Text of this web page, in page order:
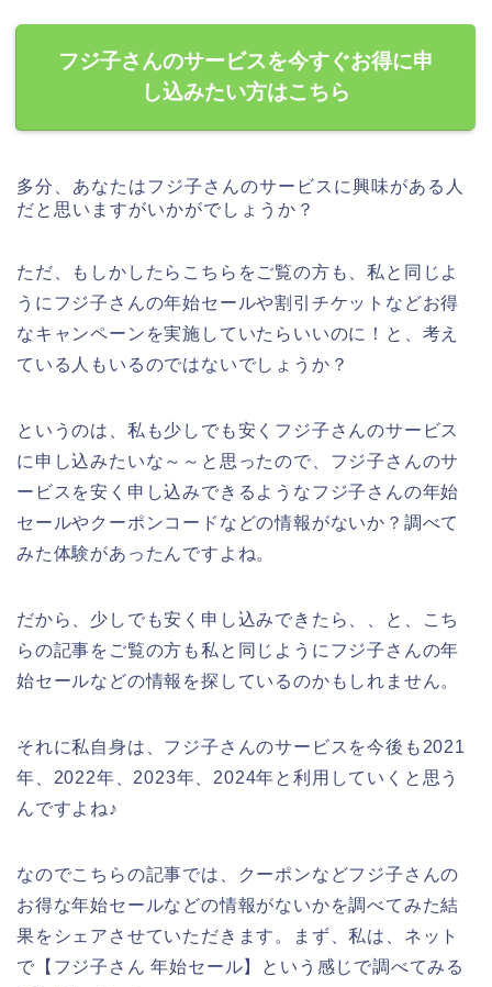
フジ子さんのサービスを今すぐお得に申
し込みたい方はこちら
多分、あなたはフジ子さんのサービスに興味がある人
だと思いますがいかがでしょうか？
ただ、もしかしたらこちらをご覧の方も、私と同じよ
うにフジ子さんの年始セールや割引チケットなどお得
なキャンペーンを実施していたらいいのに！と、考え
ている人もいるのではないでしょうか？
というのは、私も少しでも安くフジ子さんのサービス
に申し込みたいな～～と思ったので、フジ子さんのサ
ービスを安く申し込みできるようなフジ子さんの年始
セールやクーポンコードなどの情報がないか？調べて
みた体験があったんですよね。
だから、少しでも安く申し込みできたら、、と、こち
らの記事をご覧の方も私と同じようにフジ子さんの年
始セールなどの情報を探しているのかもしれません。
それに私自身は、フジ子さんのサービスを今後も2021
年、2022年、2023年、2024年と利用していくと思う
んですよね♪
なのでこちらの記事では、クーポンなどフジ子さんの
お得な年始セールなどの情報がないかを調べてみた結
果をシェアさせていただきます。まず、私は、ネット
で【フジ子さん 年始セール】という感じで調べてみる